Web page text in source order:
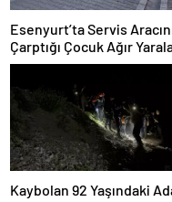
Esenyurt’ta Servis
Çarptığı Çocuk Ağır
Kaybolan 92 Yaşındaki